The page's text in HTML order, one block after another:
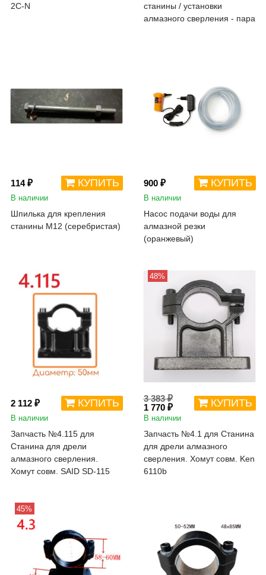
2C-N
станины / установки
алмазного сверления - пара
114 ₽ КУПИТЬ
В наличии
Шпилька для крепления
станины М12 (серебристая)
900 ₽ КУПИТЬ
В наличии
Насос подачи воды для
алмазной резки
(оранжевый)
2 112 ₽ КУПИТЬ
В наличии
Запчасть №4.115 для
Станина для дрели
алмазного сверления.
Хомут совм. SAID SD-115
48%
3 383 ₽
1 770 ₽
КУПИТЬ
В наличии
Запчасть №4.1 для Станина
для дрели алмазного
сверления. Хомут совм. Ken
6110b
45%